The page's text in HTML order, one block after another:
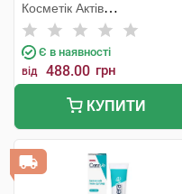
тіла 236 мл 1 флакон
Косметік Актів
Інтернаціональ
Є в наявності
від 488.00 грн
КУПИТИ